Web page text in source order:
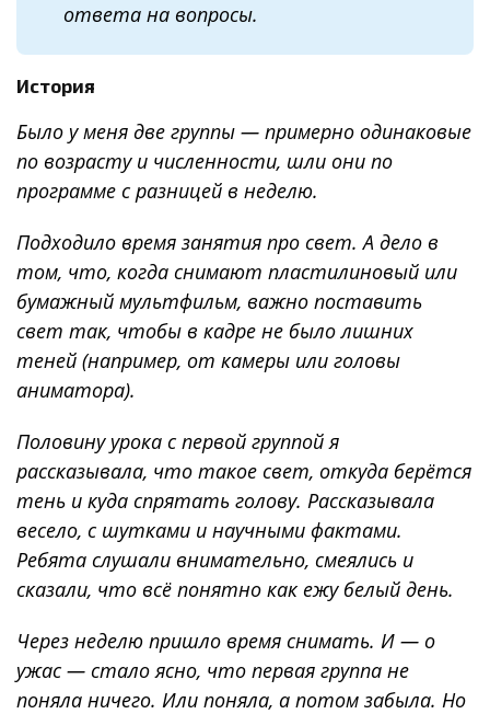
ответа на вопросы.
История
Было у меня две группы — примерно одинаковые
по возрасту и численности, шли они по
программе с разницей в неделю.
Подходило время занятия про свет. А дело в
том, что, когда снимают пластилиновый или
бумажный мультфильм, важно поставить
свет так, чтобы в кадре не было лишних
теней (например, от камеры или головы
аниматора).
Половину урока с первой группой я
рассказывала, что такое свет, откуда берётся
тень и куда спрятать голову. Рассказывала
весело, с шутками и научными фактами.
Ребята слушали внимательно, смеялись и
сказали, что всё понятно как ежу белый день.
Через неделю пришло время снимать. И — о
ужас — стало ясно, что первая группа не
поняла ничего. Или поняла, а потом забыла. Но